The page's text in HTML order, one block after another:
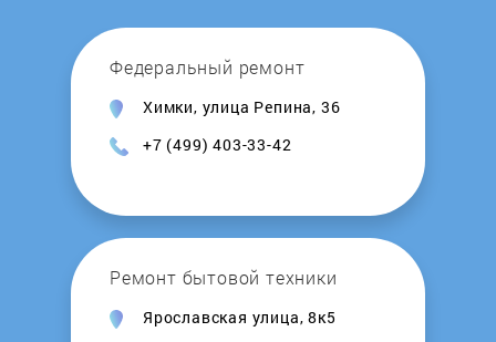
Honeywell
Hosseven
Hydrosta
Федеральный ремонт
Химки, улица Репина, 36
+7 (499) 403-33-42
Ремонт бытовой техники
Ярославская улица, 8к5